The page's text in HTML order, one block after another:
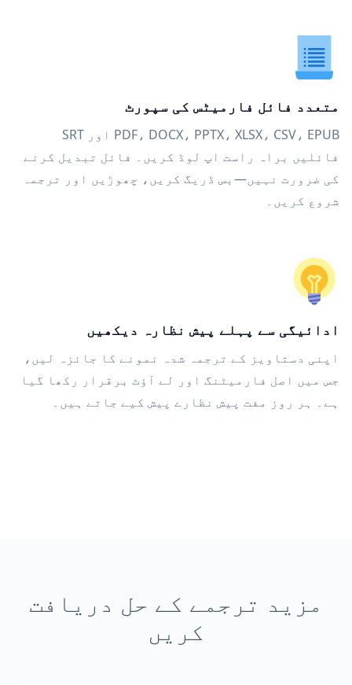
متعدد فائل فارمیٹس کی سپورٹ
PDF، DOCX، PPTX، XLSX، CSV، EPUB اور SRT
فائلیں براہ راست اپ لوڈ کریں۔ فائل تبدیل کرنے
کی ضرورت نہیں—بس ڈریگ کریں، چھوڑیں اور ترجمہ
شروع کریں۔
ادائیگی سے پہلے پیش نظارہ دیکھیں
اپنی دستاویز کے ترجمہ شدہ نمونے کا جائزہ لیں،
جس میں اصل فارمیٹنگ اور لے آؤٹ برقرار رکھا گیا
ہے۔ ہر روز مفت پیش نظارے پیش کیے جاتے ہیں۔
مزید ترجمے کے حل دریافت
کریں